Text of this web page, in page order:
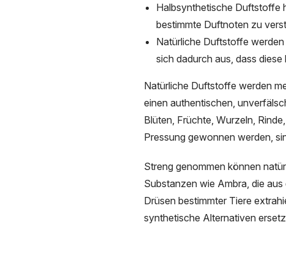
Halbsynthetische Duftstoffe
bestimmte Duftnoten zu
Natürliche Duftstoffe
sich dadurch aus, dass
Natürliche Duftstoffe werden
einen authentischen,
Blüten, Früchte, Wurzeln,
Pressung gewonnen werden,
Streng genommen können
Substanzen wie Ambra, die
Drüsen bestimmter Tiere
synthetische Alternativen